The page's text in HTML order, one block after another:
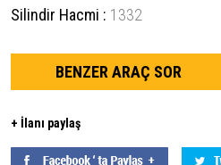
Silindir Hacmi : 1332
BENZER ARAÇ SOR
+ İlanı paylaş